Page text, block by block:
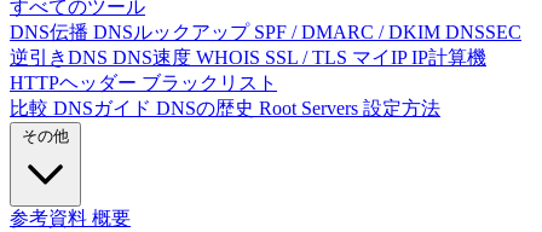
すべてのツール
DNS伝播 DNSルックアップ SPF / DMARC / DKIM DNSSEC
逆引きDNS DNS速度 WHOIS SSL / TLS マイIPIP計算機
HTTPヘッダー ブラックリスト
比較 DNSガイド DNSの歴史 Root Servers 設定方法
参考資料 概要